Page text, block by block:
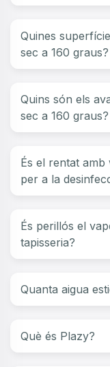
Quines
sec a 160 graus?
Quins són els
sec a 160 graus?
És el rentat amb
per a la
És perillós el
tapisseria?
Quanta aigua
Què és Plazy?